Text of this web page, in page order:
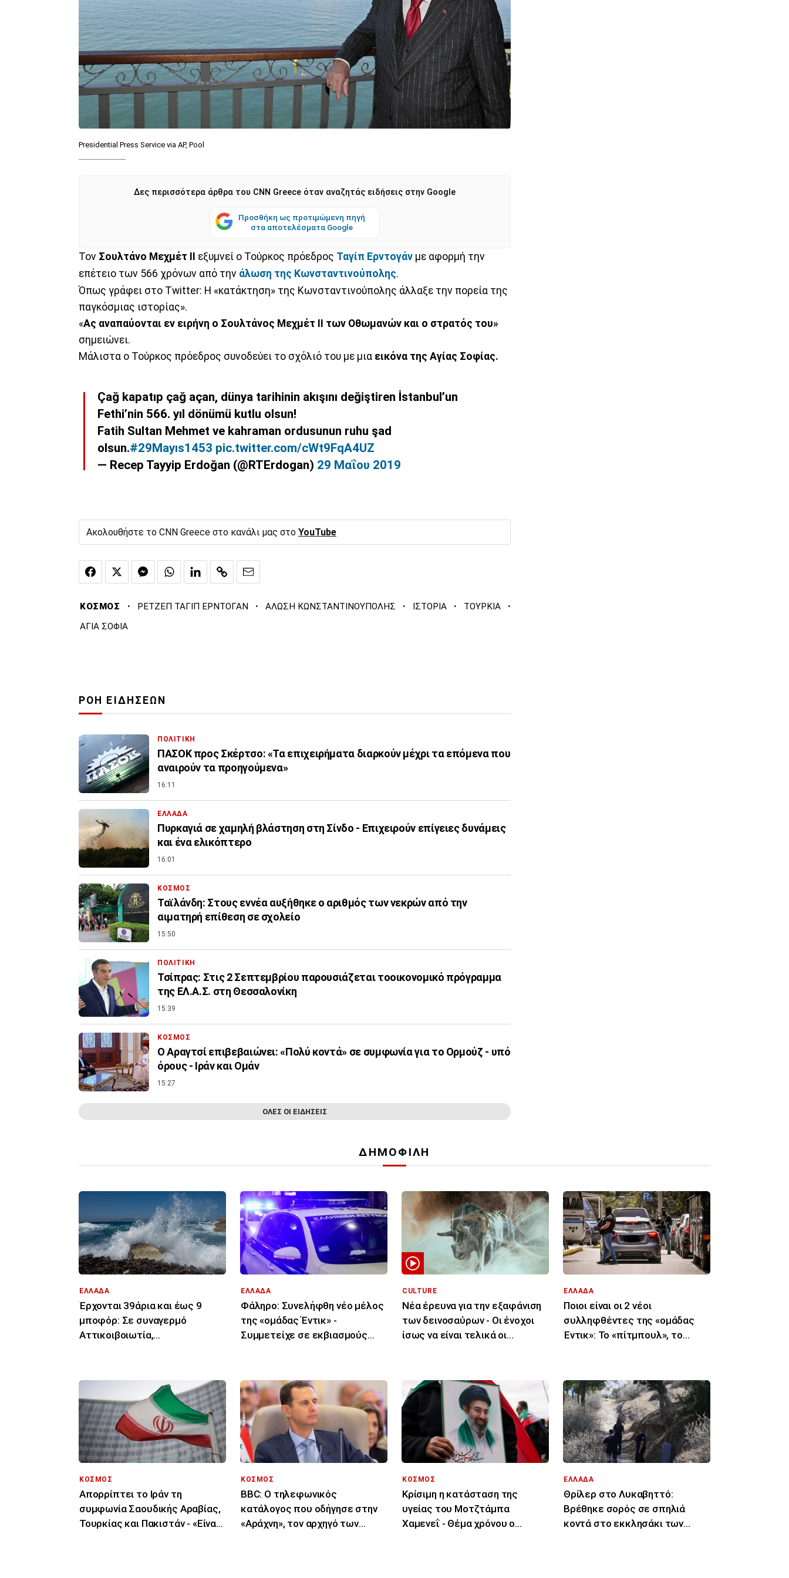
Presidential Press Service via AP, Pool
Δες περισσότερα άρθρα του CNN Greece όταν αναζητάς ειδήσεις στην Google
Προσθήκη ως προτιμώμενη πηγή
στα αποτελέσματα Google
Τον Σουλτάνο Μεχμέτ ΙΙ εξυμνεί ο Τούρκος πρόεδρος Ταγίπ Ερντογάν με αφορμή την
επέτειο των 566 χρόνων από την άλωση της Κωνσταντινούπολης.
Όπως γράφει στο Twitter: H «κατάκτηση» της Κωνσταντινούπολης άλλαξε την πορεία της
παγκόσμιας ιστορίας».
«Ας αναπαύονται εν ειρήνη ο Σουλτάνος Μεχμέτ ΙΙ των Οθωμανών και ο στρατός του»
σημειώνει.
Μάλιστα ο Τούρκος πρόεδρος συνοδεύει το σχόλιό του με μια εικόνα της Αγίας Σοφίας.
Çağ kapatıp çağ açan, dünya tarihinin akışını değiştiren İstanbul’un
Fethi’nin 566. yıl dönümü kutlu olsun!
Fatih Sultan Mehmet ve kahraman ordusunun ruhu şad
olsun.#29Mayıs1453 pic.twitter.com/cWt9FqA4UZ
— Recep Tayyip Erdoğan (@RTErdogan) 29 Μαΐου 2019
Ακολουθήστε το CNN Greece στο κανάλι μας στο YouTube
ΚΟΣΜΟΣ · ΡΕΤΖΕΠ ΤΑΓΙΠ ΕΡΝΤΟΓΑΝ · ΑΛΩΣΗ ΚΩΝΣΤΑΝΤΙΝΟΥΠΟΛΗΣ · ΙΣΤΟΡΙΑ · ΤΟΥΡΚΙΑ ·
ΑΓΙΑ ΣΟΦΙΑ
ΡΟΗ ΕΙΔΗΣΕΩΝ
ΠΟΛΙΤΙΚΗ
ΠΑΣΟΚ προς Σκέρτσο: «Τα επιχειρήματα διαρκούν μέχρι τα επόμενα που
αναιρούν τα προηγούμενα»
16:11
ΕΛΛΑΔΑ
Πυρκαγιά σε χαμηλή βλάστηση στη Σίνδο - Επιχειρούν επίγειες δυνάμεις
και ένα ελικόπτερο
16:01
ΚΟΣΜΟΣ
Ταϊλάνδη: Στους εννέα αυξήθηκε ο αριθμός των νεκρών από την
αιματηρή επίθεση σε σχολείο
15:50
ΠΟΛΙΤΙΚΗ
Τσίπρας: Στις 2 Σεπτεμβρίου παρουσιάζεται τοοικονομικό πρόγραμμα
της ΕΛ.Α.Σ. στη Θεσσαλονίκη
15:39
ΚΟΣΜΟΣ
Ο Αραγτσί επιβεβαιώνει: «Πολύ κοντά» σε συμφωνία για το Ορμούζ - υπό
όρους - Ιράν και Ομάν
15:27
ΟΛΕΣ ΟΙ ΕΙΔΗΣΕΙΣ
ΔΗΜΟΦΙΛΗ
ΕΛΛΑΔΑ
Έρχονται 39άρια και έως 9
μποφόρ: Σε συναγερμό
Αττικοιβοιωτία,
ΕΛΛΑΔΑ
Φάληρο: Συνελήφθη νέο μέλος
της «ομάδας Έντικ» -
Συμμετείχε σε εκβιασμούς
CULTURE
Νέα έρευνα για την εξαφάνιση
των δεινοσαύρων - Οι ένοχοι
ίσως να είναι τελικά οι
ΕΛΛΑΔΑ
Ποιοι είναι οι 2 νέοι
συλληφθέντες της «ομάδας
Έντικ»: Το «πίτμπουλ», το
ΚΟΣΜΟΣ
Απορρίπτει το Ιράν τη
συμφωνία Σαουδικής Αραβίας,
Τουρκίας και Πακιστάν - «Είναι
ΚΟΣΜΟΣ
BBC: Ο τηλεφωνικός
κατάλογος που οδήγησε στην
«Αράχνη», τον αρχηγό των
ΚΟΣΜΟΣ
Κρίσιμη η κατάσταση της
υγείας του Μοτζτάμπα
Χαμενεΐ - Θέμα χρόνου ο
ΕΛΛΑΔΑ
Θρίλερ στο Λυκαβηττό:
Βρέθηκε σορός σε σπηλιά
κοντά στο εκκλησάκι των